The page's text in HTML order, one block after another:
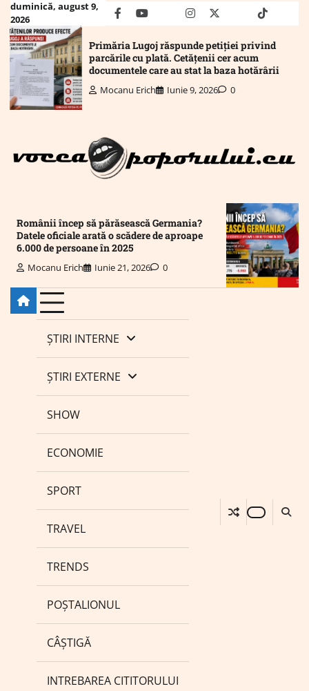
Skip
content
duminică, august 9,
2026
facebookyoutubeMailinstagram
twitter truthtiktok
Primăria Lugoj răspunde petiției privind
parcările cu plată. Cetățenii cer acum
documentele care au stat la baza hotărârii
Mocanu Erich Iunie 9, 2026 0
Românii încep să părăsească Germania?
Datele oficiale arată o scădere de aproape
6.000 de persoane în 2025
Mocanu Erich Iunie 21, 2026 0
ȘTIRI INTERNE
ȘTIRI EXTERNE
SHOW
ECONOMIE
SPORT
TRAVEL
TRENDS
POȘTALIONUL
CÂȘTIGĂ
INTREBAREA CITITORULUI